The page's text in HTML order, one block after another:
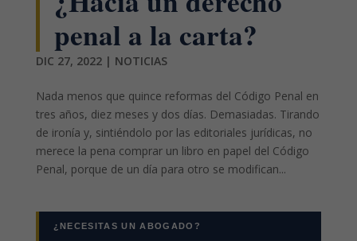
penal a la carta?
DIC 27, 2022| NOTICIAS
Nada menos que quince reformas del Código Penal en
tres años, diez meses y dos días. Demasiadas. Tirando
de ironía y, sintiéndolo por las editoriales jurídicas, no
merece la pena comprar un libro en papel del Código
Penal, porque de un día para otro se modifican...
¿NECESITAS UN ABOGADO?